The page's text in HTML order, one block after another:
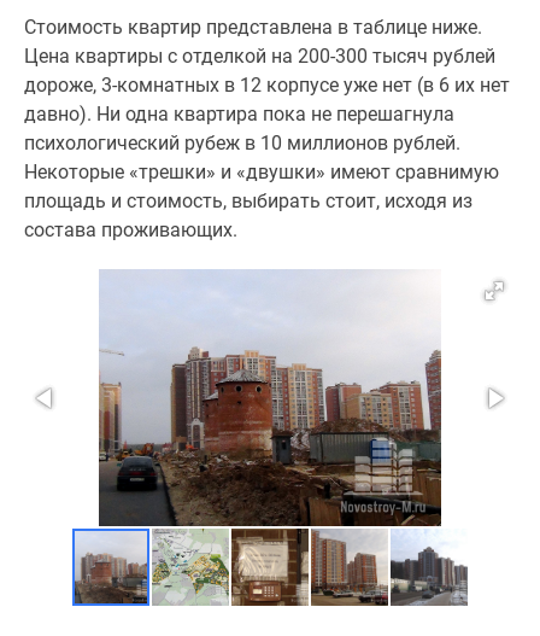
Стоимость квартир представлена в таблице ниже.
Цена квартиры с отделкой на 200-300 тысяч рублей
дороже, 3-комнатных в 12 корпусе уже нет (в 6 их нет
давно). Ни одна квартира пока не перешагнула
психологический рубеж в 10 миллионов рублей.
Некоторые «трешки» и «двушки» имеют сравнимую
площадь и стоимость, выбирать стоит, исходя из
состава проживающих.